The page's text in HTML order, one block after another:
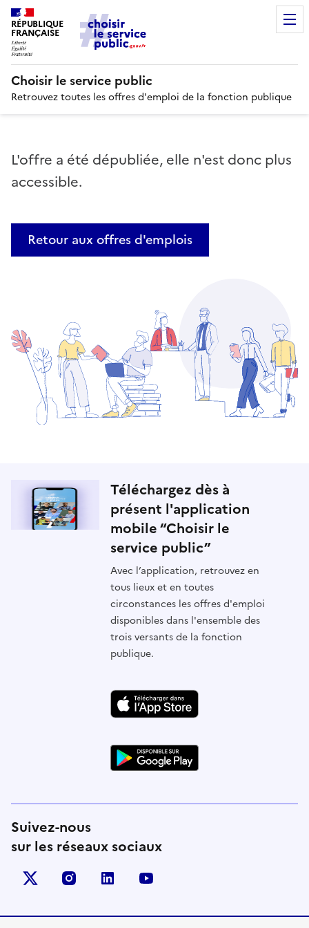
RÉPUBLIQUE
FRANÇAISE
Choisir le service public
Retrouvez toutes les offres d'emploi de la fonction publique
L'offre a été dépubliée, elle n'est donc plus
accessible.
Retour aux offres d'emplois
Téléchargez dès à
présent l'application
mobile “Choisir le
service public”
Avec l’application, retrouvez en
tous lieux et en toutes
circonstances les offres d'emploi
disponibles dans l'ensemble des
trois versants de la fonction
publique.
Suivez-nous
sur les réseaux sociaux
X (anciennement Twitter)
instagramlinkedin